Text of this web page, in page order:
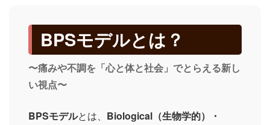
BPSモデルとは？
〜痛みや不調を「心と体と社会」でとらえる新し
い視点〜
BPSモデルとは、 Biological（生物学的）・